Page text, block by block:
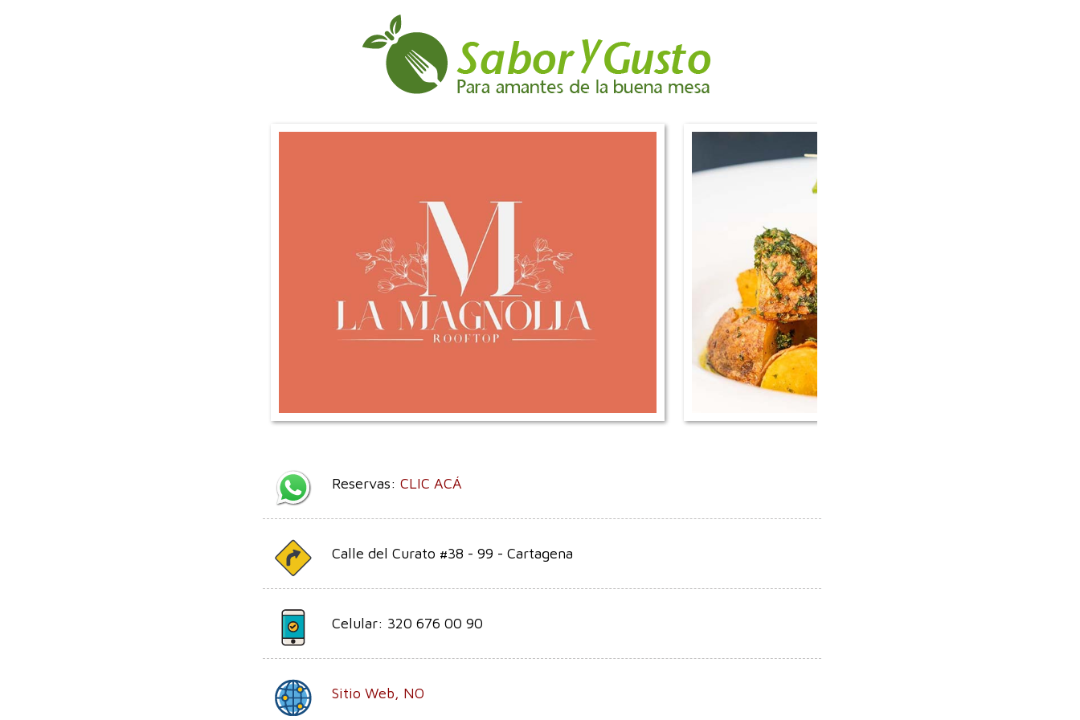
Reservas: CLIC ACÁ
Calle del Curato #38 - 99 - Cartagena
Celular: 320 676 00 90
Sitio Web, NO